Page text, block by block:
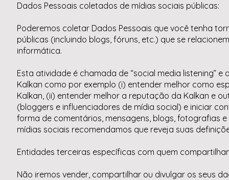
Dados Pessoais coletados de mídias sociais públicas:
Poderemos coletar Dados Pessoais que você tenha
públicas (incluindo blogs, fóruns, etc.) que se
informática.
Esta atividade é chamada de “social media listening”
Kalkan como por exemplo (i) entender melhor como
Kalkan, (ii) entender melhor a reputação da Kalkan e
(bloggers e influenciadores de mídia social) e iniciar
forma de comentários, mensagens, blogs, fotografias
mídias sociais recomendamos que reveja suas
Entidades terceiras específicas com quem
Não iremos vender, compartilhar ou divulgar os seus